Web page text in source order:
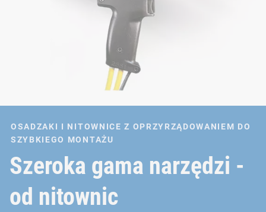
OSADZAKI I NITOWNICE Z OPRZYRZĄDOWANIEM DO
SZYBKIEGO MONTAŻU
Szeroka gama narzędzi -
od nitownic